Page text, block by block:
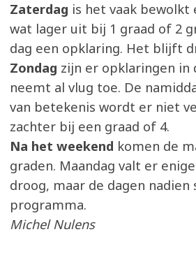
Zaterdag is het vaak
wat lager uit bij 1 graad of 2
dag een opklaring. Het blijft
Zondag zijn er opklaringen in
neemt al vlug toe. De
van betekenis wordt er niet
zachter bij een graad of 4.
Na het weekend komen de
graden. Maandag valt er
droog, maar de dagen
programma.
Michel Nulens